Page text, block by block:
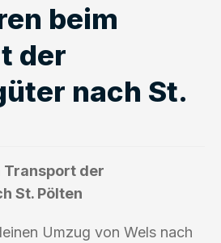
beim
der
nach St.
Transport der
St. Pölten
Umzug von Wels nach